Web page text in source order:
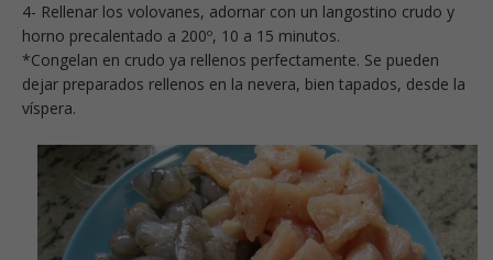
4- Rellenar los volovanes, adornar con un langostino crudo y
horno precalentado a 200º, 10 a 15 minutos.
*Congelan en crudo ya rellenos perfectamente. Se pueden
dejar preparados rellenos en la nevera, bien tapados, desde la
víspera.